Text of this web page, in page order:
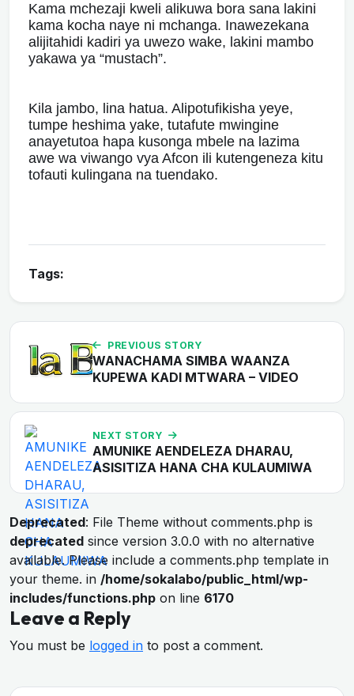
Kama mchezaji kweli alikuwa bora sana lakini
kama kocha naye ni mchanga. Inawezekana
alijitahidi kadiri ya uwezo wake, lakini mambo
yakawa ya “mustach”.
Kila jambo, lina hatua. Alipotufikisha yeye,
tumpe heshima yake, tutafute mwingine
anayetutoa hapa kusonga mbele na lazima
awe wa viwango vya Afcon ili kutengeneza kitu
tofauti kulingana na tuendako.
Tags:
PREVIOUS STORY
WANACHAMA SIMBA WAANZA
KUPEWA KADI MTWARA – VIDEO
NEXT STORY
AMUNIKE AENDELEZA DHARAU,
ASISITIZA HANA CHA KULAUMIWA
Deprecated: File Theme without comments.php is
deprecated since version 3.0.0 with no alternative
available. Please include a comments.php template in
your theme. in /home/sokalabo/public_html/wp-
includes/functions.php on line 6170
Leave a Reply
You must be logged in to post a comment.